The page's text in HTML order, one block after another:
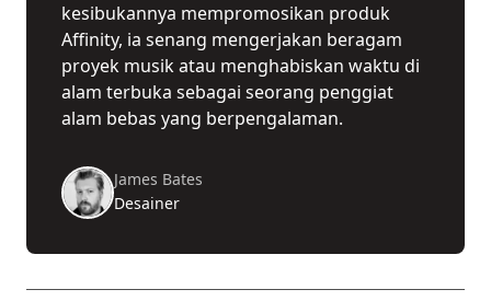
kesibukannya mempromosikan produk
Affinity, ia senang mengerjakan beragam
proyek musik atau menghabiskan waktu di
alam terbuka sebagai seorang penggiat
alam bebas yang berpengalaman.
James Bates
Desainer